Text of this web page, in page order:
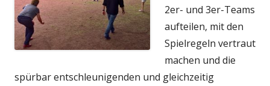
2er- und 3er-Teams
aufteilen, mit den
Spielregeln vertraut
machen und die
spürbar entschleunigenden und gleichzeitig